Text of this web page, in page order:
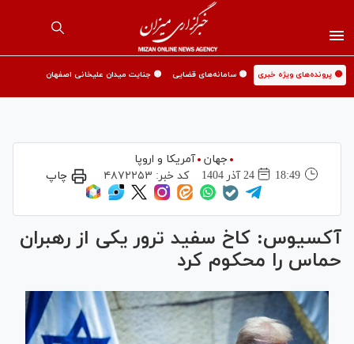
🟡 پرونده‌های ویژه خبری 🟡 سامانه‌های قضایی 🟡 جنایت میدان علیخانی اصفهان
جهان
آمریکا و اروپا
18:49
24 آذر 1404 کد خبر: ۴۸۷۲۲۵۳ چاپ
آکسیوس: کاخ سفید ترور یکی از رهبران
حماس را محکوم کرد